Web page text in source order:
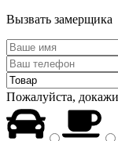
Вызвать замерщика
Пожалуйста,